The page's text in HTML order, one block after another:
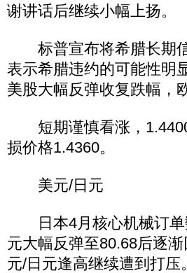
谢讲话后继续小幅上扬。
标普宣布将希腊长期信
表示希腊违约的可能性明
美股大幅反弹收复跌幅，
短期谨慎看涨，1.4400
损价格1.4360。
美元/日元
日本4月核心机械订单
元大幅反弹至80.68后逐
元/日元逢高继续遭到打